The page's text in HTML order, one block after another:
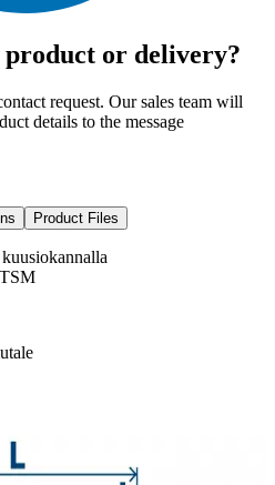
product or delivery?
request. Our sales team will
details to the message
Product Files